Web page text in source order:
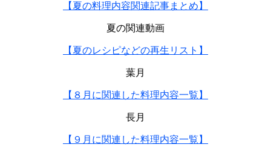
【夏の料理内容関連記事まとめ】
夏の関連動画
【夏のレシピなどの再生リスト】
葉月
【８月に関連した料理内容一覧】
長月
【９月に関連した料理内容一覧】